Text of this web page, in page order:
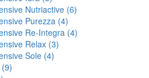
Nutriactive (6)
Purezza (4)
Re-Integra (4)
Relax (3)
Sole (4)
(9)